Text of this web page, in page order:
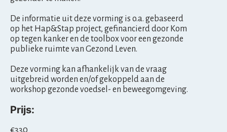
n
w
a
l
k
a
b
De informatie uit deze vorming is o.a. gebaseerd
op het Hap&Stap project, gefinancierd door Kom
op tegen kanker en de toolbox voor een gezonde
publieke ruimte van Gezond Leven.
Deze vorming kan afhankelijk van de vraag
uitgebreid worden en/of gekoppeld aan de
workshop gezonde voedsel- en beweegomgeving.
Prijs:
€330